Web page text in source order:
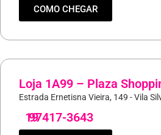
COMO CHEGAR
Loja 1A99 – Plaza
Estrada Ernetisna Vieira, 149 - Vila
19
97417-3643